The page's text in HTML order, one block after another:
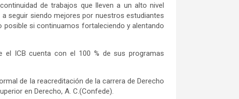
de trabajos que lleven a un alto nivel
seguir siendo mejores por nuestros estudiantes
si continuamos fortaleciendo y alentando
el ICB cuenta con el 100 % de sus programas
de la reacreditación de la carrera de Derecho
en Derecho, A. C.(Confede).